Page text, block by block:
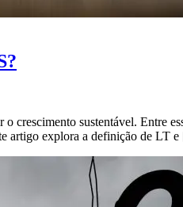
crescimento sustentável.
artigo explora a definição de LT